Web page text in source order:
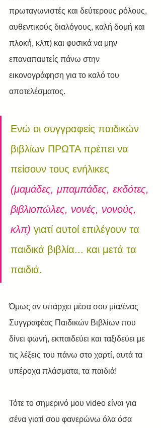
πρωταγωνιστές και δεύτερους ρόλους,
αυθεντικούς διαλόγους, καλή δομή και
πλοκή, κλπ) και φυσικά να μην
επαναπαυτείς πάνω στην
εικονογράφηση για το καλό του
αποτελέσματος.
Ενώ οι συγγραφείς παιδικών
βιβλίων ΠΡΩΤΑ πρέπει να
πείσουν τους ενήλικες
(μαμάδες, μπαμπάδες, εκδότες,
βιβλιοπώλες, νονές, νονούς,
κλπ) γιατί αυτοί επιλέγουν τα
παιδικά βιβλία... και μετά τα
παιδιά.
Όμως αν υπάρχει μέσα σου μία/ένας
Συγγραφέας Παιδικών Βιβλίων που
δίνει φωνή, εκπαιδεύει και ταξιδεύει με
τις λέξεις του πάνω στο χαρτί, αυτά τα
υπέροχα πλάσματα, τα παιδιά!
Τότε το σημερινό μου video είναι για
σένα γιατί σου φανερώνω όλα όσα